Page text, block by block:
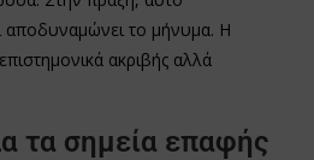
αποδυναμώνει το μήνυμα. Η
ακριβής αλλά
τα σημεία επαφής